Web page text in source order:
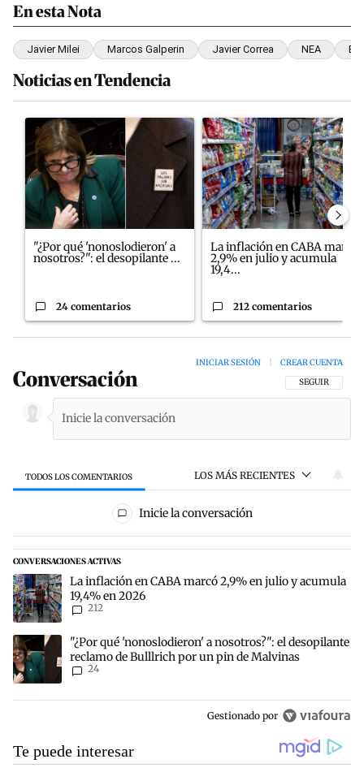
En esta Nota
Javier Milei Marcos Galperin Javier Correa NEA
Noticias en Tendencia
Este listado muestra los artículos con más comentarios en los
Un artículo de tendencia con el título ""¿Por qué
"¿Por qué 'nonoslodieron' a
nosotros?": el desopilante ...
24 comentarios
Un artículo de tendencia con
La inflación en CABA marcó
2,9% en julio y acumula
19,4...
212 comentarios
Conversación SIGA ESTA
SEGUIR
INICIAR SESIÓN CREAR CUENTA
TODOS LOS COMENTARIOS LOS MÁS RECIENTES
Todos los comentarios
Inicie la conversación
CONVERSACIONES ACTIVAS
Este listado muestra los artículos con más comentarios en los
Un artículo de tendencia con el título "La inflación en CABA
La inflación en CABA marcó 2,9% en julio y acumula
19,4% en 2026
212
Un artículo de tendencia con el título ""¿Por qué 'nonoslodieron'
"¿Por qué 'nonoslodieron' a nosotros?": el desopilante
reclamo de Bulllrich por un pin de Malvinas
24
Gestionado por